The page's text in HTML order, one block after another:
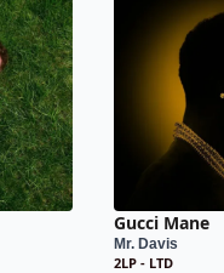
Gucci Mane
Mr. Davis
2LP - LTD